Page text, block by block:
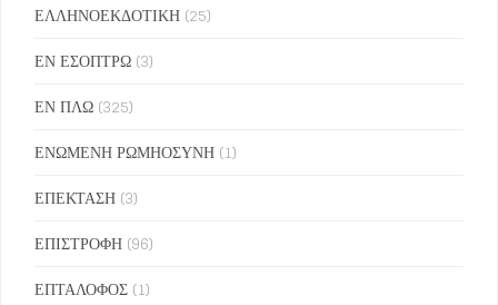
ΕΛΛΗΝΟΕΚΔΟΤΙΚΗ (25)
ΕΝ ΕΣΟΠΤΡΩ (3)
ΕΝ ΠΛΩ (325)
ΕΝΩΜΕΝΗ ΡΩΜΗΟΣΥΝΗ (1)
ΕΠΕΚΤΑΣΗ (3)
ΕΠΙΣΤΡΟΦΗ (96)
ΕΠΤΑΛΟΦΟΣ (1)